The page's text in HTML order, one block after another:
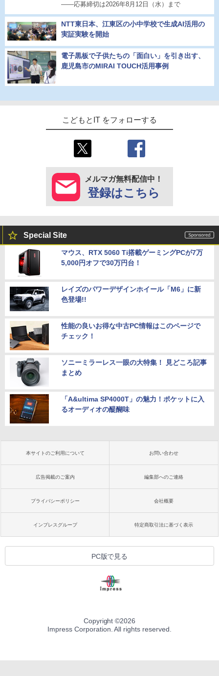
――応募締切は2026年8月12日（水）まで
NTT東日本、江東区の小中学校で生成AI活用の
実証実験を開始
電子黒板で子供たちの「面白い」を引き出す、
鹿児島市のMIRAI TOUCH活用事例
こどもとIT をフォローする
メルマガ無料配信中！
登録はこちら
Special Site
マウス、RTX 5060 Ti搭載ゲーミングPCが7万
5,000円オフで30万円台！
レイズのパワーデザインホイール「M6」に新
色登場!!
性能の良いお得な中古PC情報はこのページで
チェック！
ソニーミラーレス一眼の大特集！ 見どころ記事
まとめ
「A&ultima SP4000T」の魅力！ポケットに入
るオーディオの醍醐味
本サイトのご利用について お問い合わせ
広告掲載のご案内 編集部へのご連絡
プライバシーポリシー 会社概要
インプレスグループ 特定商取引法に基づく表示
PC版で見る
Copyright ©2026
Impress Corporation. All rights reserved.